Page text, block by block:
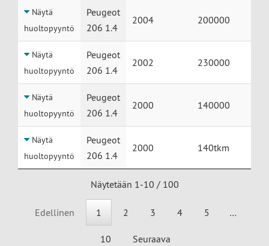
Näytä
huoltopyyntö
Peugeot
206 1.4
2004 200000
Näytä
huoltopyyntö
Peugeot
206 1.4
2002 230000
Näytä
huoltopyyntö
Peugeot
206 1.4
2000 140000
Näytä
huoltopyyntö
Peugeot
206 1.4
2000 140tkm
Näytetään 1-10 / 100
Edellinen 1 2 3 4 5 …
10 Seuraava